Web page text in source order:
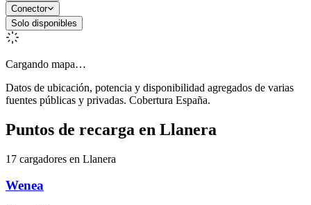
Conector
Solo disponibles
Cargando mapa…
Datos de ubicación, potencia y disponibilidad agregados de varias
fuentes públicas y privadas. Cobertura España.
Puntos de recarga en Llanera
17 cargadores en Llanera
Wenea